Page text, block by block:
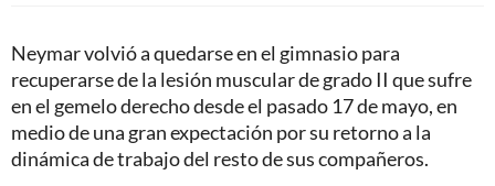
Neymar volvió a quedarse en el gimnasio para
recuperarse de la lesión muscular de grado II que sufre
en el gemelo derecho desde el pasado 17 de mayo, en
medio de una gran expectación por su retorno a la
dinámica de trabajo del resto de sus compañeros.